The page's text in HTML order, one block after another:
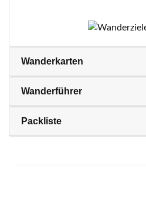
Wanderkarten
Wanderführer
Packliste